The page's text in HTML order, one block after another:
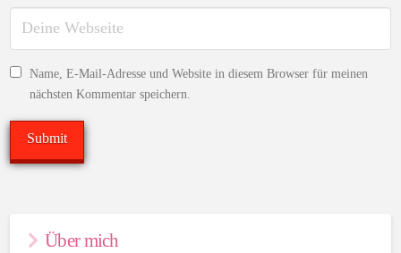
Name, E-Mail-Adresse und Website in diesem Browser für meinen
nächsten Kommentar speichern.
Über mich